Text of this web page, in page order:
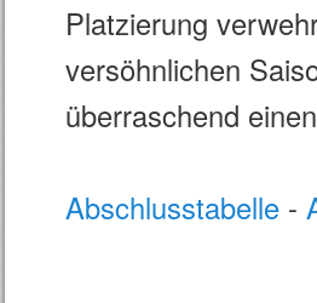
Platzierung
versöhnlichen
überraschend
Abschlusstabelle -